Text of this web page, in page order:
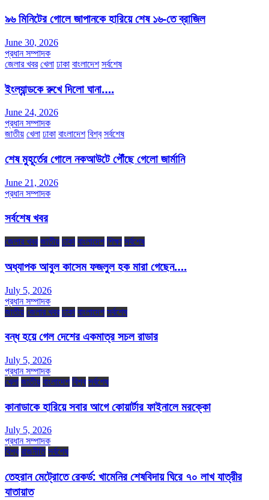
৯৬ মিনিটের গোলে জাপানকে হারিয়ে শেষ ১৬-তে ব্রাজিল
June 30, 2026
প্রধান সম্পাদক
জেলার খবর খেলা ঢাকা বাংলাদেশ সর্বশেষ
ইংল্যান্ডকে রুখে দিলো ঘানা….
June 24, 2026
প্রধান সম্পাদক
জাতীয় খেলা ঢাকা বাংলাদেশ বিশ্ব সর্বশেষ
শেষ মুহূর্তের গোলে নকআউটে পৌঁছে গেলো জার্মানি
June 21, 2026
প্রধান সম্পাদক
সর্বশেষ খবর
জেলার খবর জাতীয় ঢাকা বাংলাদেশ শিক্ষা সর্বশেষ
অধ্যাপক আবুল কাসেম ফজলুল হক মারা গেছেন….
July 5, 2026
প্রধান সম্পাদক
জাতীয় জেলার খবর ঢাকা বাংলাদেশ সর্বশেষ
বন্ধ হয়ে গেল দেশের একমাত্র সচল রাডার
July 5, 2026
প্রধান সম্পাদক
খেলা জাতীয় বাংলাদেশ বিশ্ব সর্বশেষ
কানাডাকে হারিয়ে সবার আগে কোয়ার্টার ফাইনালে মরক্কো
July 5, 2026
প্রধান সম্পাদক
বিশ্ব রাজনীতি সর্বশেষ
তেহরান মেট্রোতে রেকর্ড: খামেনির শেষবিদায় ঘিরে ৭০ লাখ যাত্রীর
যাতায়াত